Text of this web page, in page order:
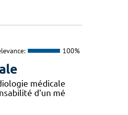
100%
médicale
d'un mé